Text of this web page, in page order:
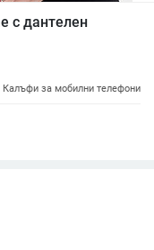
с дантелен
Калъфи за мобилни телефони